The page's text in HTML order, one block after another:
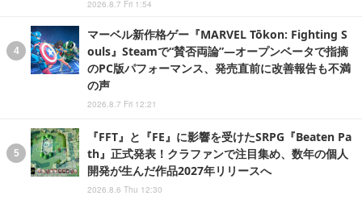
2026.8.7 Fri 1:54
マーベル新作格ゲー『MARVEL Tōkon: Fighting S
ouls』Steamで“賛否両論”―オープンベータで指摘
のPC版パフォーマンス、発売直前に改善報告も不満
の声
2026.8.7 Fri 12:21
『FFT』と『FE』に影響を受けたSRPG『Beaten Pa
th』正式発表！クラファンで注目集め、数年の個人
開発が生んだ作品2027年リリースへ
2026.8.6 Thu 12:30